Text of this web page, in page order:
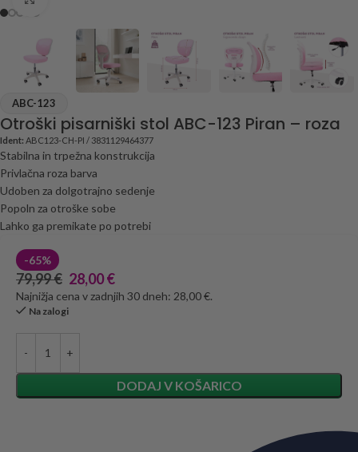
ABC-123
Otroški pisarniški stol ABC-123 Piran – roza
Ident: ABC123-CH-PI / 3831129464377
Stabilna in trpežna konstrukcija
Privlačna roza barva
Udoben za dolgotrajno sedenje
Popoln za otroške sobe
Lahko ga premikate po potrebi
-65%
79,99€ 28,00€
Najnižja cena v zadnjih 30 dneh: 28,00 €.
Na zalogi
DODAJ V KOŠARICO